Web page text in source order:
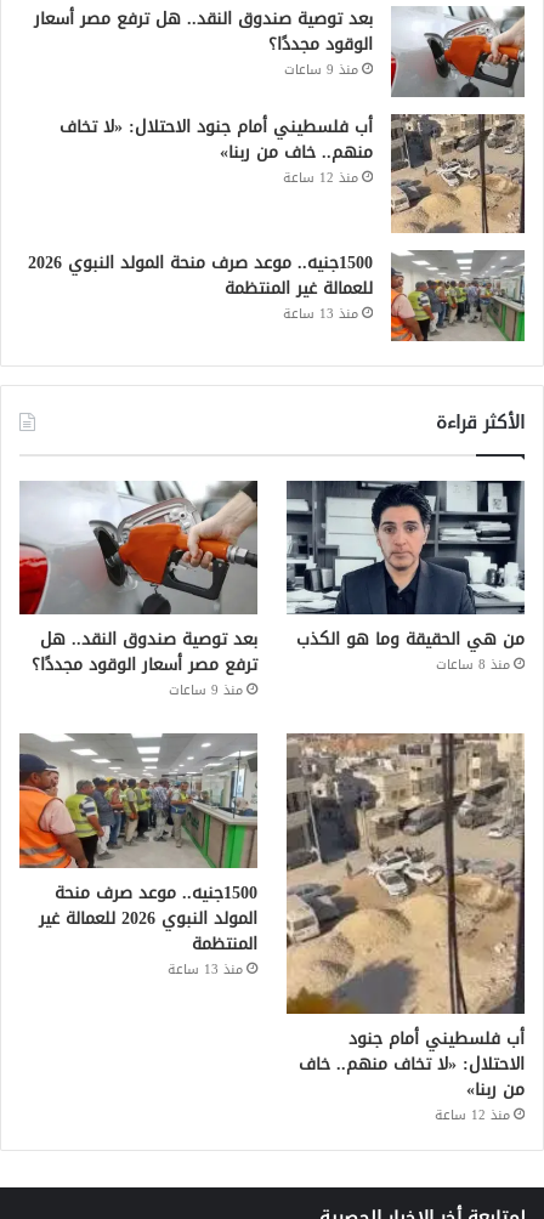
بعد توصية صندوق النقد.. هل ترفع مصر أسعار
الوقود مجددًا؟
منذ 9 ساعات
أب فلسطيني أمام جنود الاحتلال: «لا تخاف
منهم.. خاف من ربنا»
منذ 12 ساعة
1500جنيه.. موعد صرف منحة المولد النبوي 2026
للعمالة غير المنتظمة
منذ 13 ساعة
الأكثر قراءة
من هي الحقيقة وما هو الكذب
منذ 8 ساعات
بعد توصية صندوق النقد.. هل
ترفع مصر أسعار الوقود مجددًا؟
منذ 9 ساعات
أب فلسطيني أمام جنود
الاحتلال: «لا تخاف منهم.. خاف
من ربنا»
منذ 12 ساعة
1500جنيه.. موعد صرف منحة
المولد النبوي 2026 للعمالة غير
المنتظمة
منذ 13 ساعة